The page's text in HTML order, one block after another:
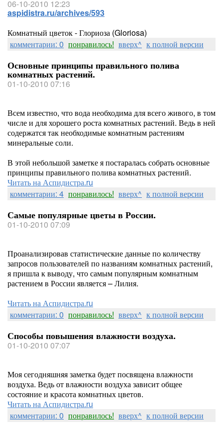
06-10-2010 12:23
aspidistra.ru/archives/593
Комнатный цветок - Глориоза (Gloriosa)
комментарии: 0 понравилось! вверх^ к полной версии
Основные принципы правильного полива
комнатных растений.
01-10-2010 07:16
Всем известно, что вода необходима для всего живого, в том
числе и для хорошего роста комнатных растений. Ведь в ней
содержатся так необходимые комнатным растениям
минеральные соли.
В этой небольшой заметке я постаралась собрать основные
принципы правильного полива комнатных растений.
Читать на Аспидистра.ru
комментарии: 4 понравилось! вверх^ к полной версии
Самые популярные цветы в России.
01-10-2010 07:09
Проанализировав статистические данные по количеству
запросов пользователей по названиям комнатных растений,
я пришла к выводу, что самым популярным комнатным
растением в России является – Лилия.
Читать на Аспидистра.ru
комментарии: 0 понравилось! вверх^ к полной версии
Способы повышения влажности воздуха.
01-10-2010 07:07
Моя сегодняшняя заметка будет посвящена влажности
воздуха. Ведь от влажности воздуха зависит общее
состояние и красота комнатных цветов.
Читать на Аспидистра.ru
комментарии: 0 понравилось! вверх^ к полной версии